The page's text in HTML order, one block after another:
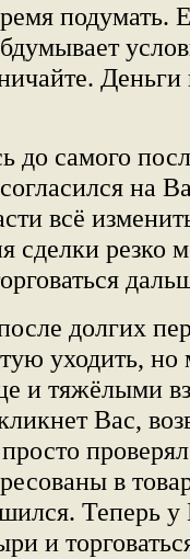
подумать.
до самого
на
всё
сделки резко
долгих
уходить,
и тяжёлыми
Вас,
в
Теперь у
и